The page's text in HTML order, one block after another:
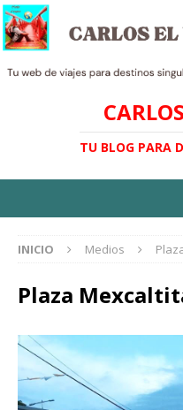
TU BLOG PARA
INICIO Medios
Plaza